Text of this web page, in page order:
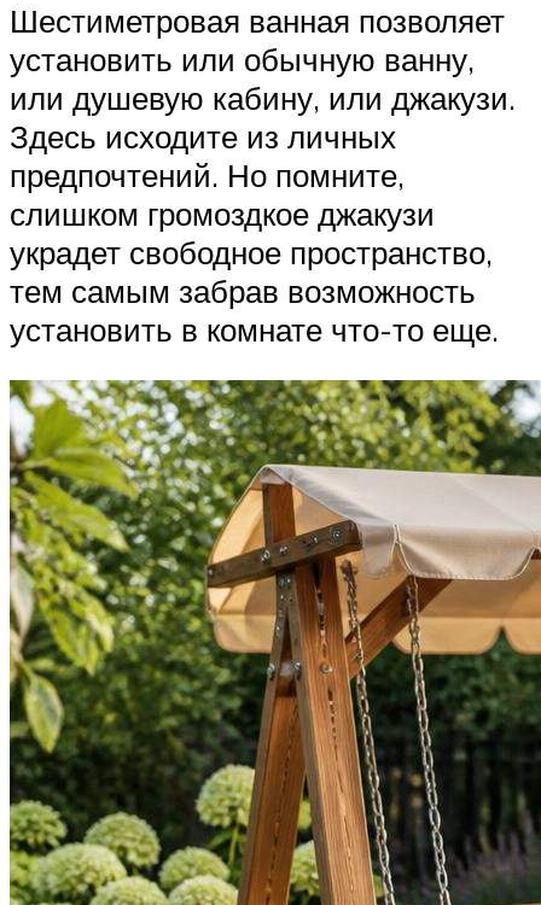
Шестиметровая ванная позволяет
установить или обычную ванну,
или душевую кабину, или джакузи.
Здесь исходите из личных
предпочтений. Но помните,
слишком громоздкое джакузи
украдет свободное пространство,
тем самым забрав возможность
установить в комнате что-то еще.